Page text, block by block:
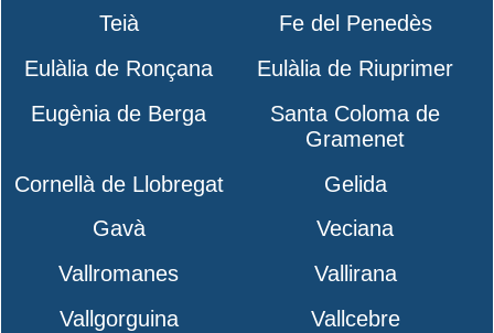
Teià
Fe del Penedès
Eulàlia de Ronçana
Eulàlia de Riuprimer
Eugènia de Berga
Santa Coloma de
Gramenet
Cornellà de Llobregat
Gelida
Gavà
Veciana
Vallromanes
Vallirana
Vallgorguina
Vallcebre